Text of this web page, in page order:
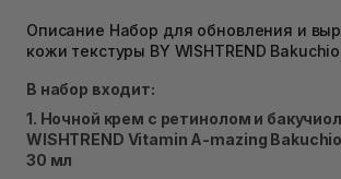
Самовывоз г. Львов ул. Степана
Нет в наличии!
Нет в наличии!
Самовывоз г. Ровно, ул. Кулика и
Экватор)
Нет в наличии!
Описание Набор для обновления и
кожи текстуры BY WISHTREND
В набор входит:
1. Ночной крем с ретинолом и
WISHTREND Vitamin A-mazing
30 мл